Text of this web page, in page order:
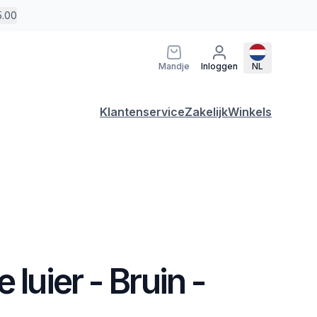
Mandje Inloggen NL
KlantenserviceZakelijkWinkels
luier - Bruin -